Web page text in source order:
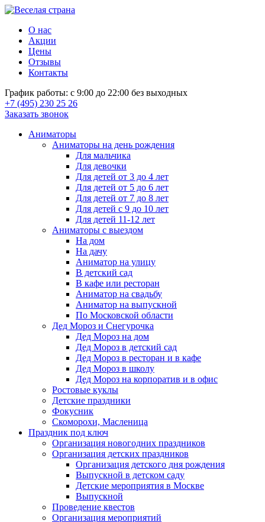
О нас
Акции
Цены
Отзывы
Контакты
График работы: с 9:00 до 22:00 без выходных
+7 (495) 230 25 26
Заказать звонок
Аниматоры
Аниматоры на день рождения
Для мальчика
Для девочки
Для детей от 3 до 4 лет
Для детей от 5 до 6 лет
Для детей от 7 до 8 лет
Для детей с 9 до 10 лет
Для детей 11-12 лет
Аниматоры с выездом
На дом
На дачу
Аниматор на улицу
В детский сад
В кафе или ресторан
Аниматор на свадьбу
Аниматор на выпускной
По Московской области
Дед Мороз и Снегурочка
Дед Мороз на дом
Дед Мороз в детский сад
Дед Мороз в ресторан и в кафе
Дед Мороз в школу
Дед Мороз на корпоратив и в офис
Ростовые куклы
Детские праздники
Фокусник
Скоморохи, Масленица
Праздник под ключ
Организация новогодних праздников
Организация детских праздников
Организация детского дня рождения
Выпускной в детском саду
Детские мероприятия в Москве
Выпускной
Проведение квестов
Организация мероприятий